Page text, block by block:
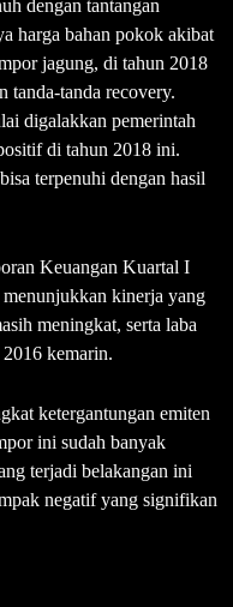
dengan tantangan
harga bahan pokok akibat
jagung, di tahun 2018
tanda recovery.
digalakkan pemerintah
di tahun 2018 ini.
terpenuhi dengan hasil
Keuangan Kuartal I
kinerja yang
meningkat, serta laba
kemarin.
ketergantungan emiten
ini sudah banyak
terjadi belakangan ini
negatif yang signifikan